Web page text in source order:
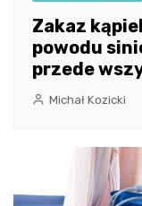
Zakaz
powodu
przede
Michał Kozicki